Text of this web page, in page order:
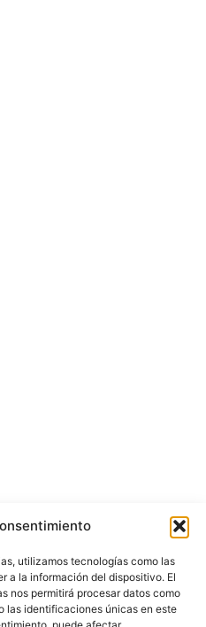
utilizamos tecnologías como las
a la información del dispositivo. El
nos permitirá procesar datos como
las identificaciones únicas en este